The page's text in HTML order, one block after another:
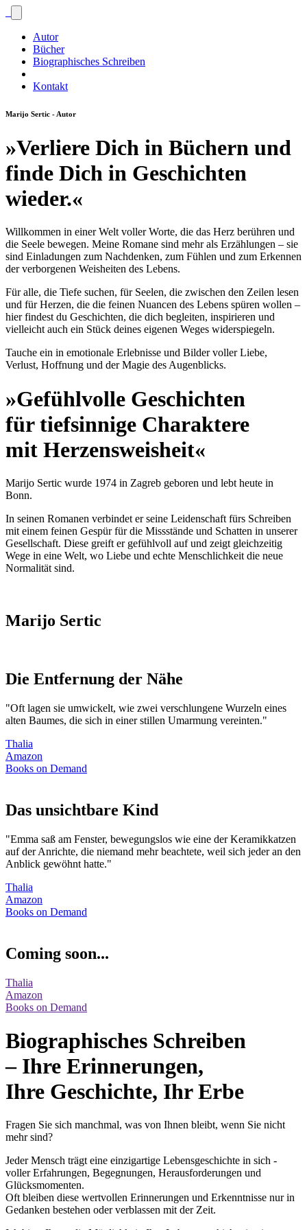
Autor
Bücher
Biographisches Schreiben
Kontakt
Marijo Sertic - Autor
»Verliere Dich in Büchern und
finde Dich in Geschichten
wieder.«
Willkommen in einer Welt voller Worte, die das Herz berühren und
die Seele bewegen. Meine Romane sind mehr als Erzählungen – sie
sind Einladungen zum Nachdenken, zum Fühlen und zum Erkennen
der verborgenen Weisheiten des Lebens.
Für alle, die Tiefe suchen, für Seelen, die zwischen den Zeilen lesen
und für Herzen, die die feinen Nuancen des Lebens spüren wollen –
hier findest du Geschichten, die dich begleiten, inspirieren und
vielleicht auch ein Stück deines eigenen Weges widerspiegeln.
Tauche ein in emotionale Erlebnisse und Bilder voller Liebe,
Verlust, Hoffnung und der Magie des Augenblicks.
»Gefühlvolle Geschichten
für tiefsinnige Charaktere
mit Herzensweisheit«
Marijo Sertic wurde 1974 in Zagreb geboren und lebt heute in
Bonn.
In seinen Romanen verbindet er seine Leidenschaft fürs Schreiben
mit einem feinen Gespür für die Missstände und Schatten in unserer
Gesellschaft. Diese greift er gefühlvoll auf und zeigt gleichzeitig
Wege in eine Welt, wo Liebe und echte Menschlichkeit die neue
Normalität sind.
Marijo Sertic
Die Entfernung der Nähe
"Oft lagen sie umwickelt, wie zwei verschlungene Wurzeln eines
alten Baumes, die sich in einer stillen Umarmung vereinten."
Thalia
Amazon
Books on Demand
Das unsichtbare Kind
"Emma saß am Fenster, bewegungslos wie eine der Keramikkatzen
auf der Anrichte, die niemand mehr beachtete, weil sich jeder an den
Anblick gewöhnt hatte."
Thalia
Amazon
Books on Demand
Coming soon...
Thalia
Amazon
Books on Demand
Biographisches Schreiben
– Ihre Erinnerungen,
Ihre Geschichte, Ihr Erbe
Fragen Sie sich manchmal, was von Ihnen bleibt, wenn Sie nicht
mehr sind?
Jeder Mensch trägt eine einzigartige Lebensgeschichte in sich -
voller Erfahrungen, Begegnungen, Herausforderungen und
Glücksmomenten.
Oft bleiben diese wertvollen Erinnerungen und Erkenntnisse nur in
Gedanken bestehen oder verblassen mit der Zeit.